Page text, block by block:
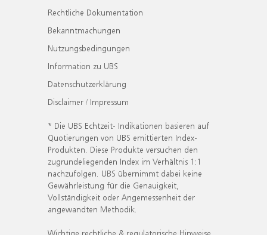
Rechtliche Dokumentation
Bekanntmachungen
Nutzungsbedingungen
Information zu UBS
Datenschutzerklärung
Disclaimer / Impressum
* Die UBS Echtzeit- Indikationen basieren auf
Quotierungen von UBS emittierten Index-
Produkten. Diese Produkte versuchen den
zugrundeliegenden Index im Verhältnis 1:1
nachzufolgen. UBS übernimmt dabei keine
Gewährleistung für die Genauigkeit,
Vollständigkeit oder Angemessenheit der
angewandten Methodik.